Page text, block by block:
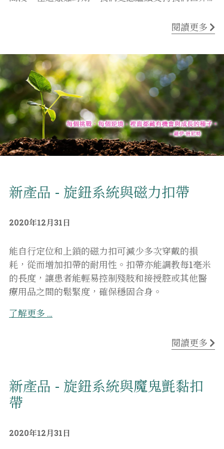
閱讀更多
新產品 - 旋鈕系統與磁力扣帶
2020年12月31日
能自行定位和上鎖的磁力扣可減少多次穿戴的損
耗，從而增加扣帶的耐用性。扣帶亦能調教每1毫米
的長度，讓患者能輕易控制殘肢和接授腔或其他醫
療用品之間的鬆緊度，確保穩固合身。
了解更多 …
閱讀更多
新產品 - 旋鈕系統與魔鬼氈黏扣
帶
2020年12月31日